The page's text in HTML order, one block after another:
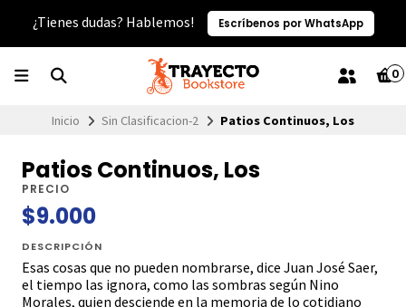
¿Tienes dudas? Hablemos! Escríbenos por WhatsApp
0
Inicio Sin Clasificacion-2 Patios Continuos, Los
Patios Continuos, Los
PRECIO
$9.000
DESCRIPCIÓN
Esas cosas que no pueden nombrarse, dice Juan José Saer,
el tiempo las ignora, como las sombras según Nino
Morales, quien desciende en la memoria de lo cotidiano